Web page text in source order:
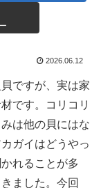
2026.06.12
ですが、実は家
です。コリコリ
は他の貝にはな
ガイはどうやっ
れることが多
ました。今回